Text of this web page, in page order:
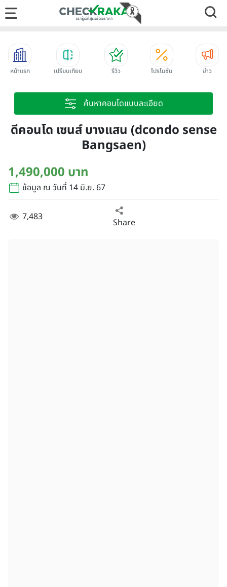
หน้าแรก เปรียบเทียบ รีวิว โปรโมชั่น ข่าว
ค้นหาคอนโดแบบละเอียด
ดีคอนโด เซนส์ บางแสน (dcondo sense
Bangsaen)
1,490,000 บาท
ข้อมูล ณ วันที่ 14 มิ.ย. 67
7,483 Share